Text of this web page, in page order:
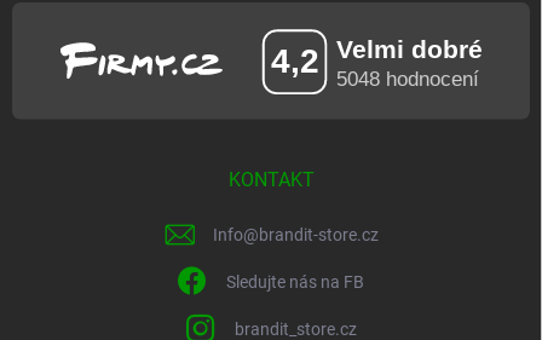
KONTAKT
Info@brandit-store.cz
Sledujte nás na FB
brandit_store.cz